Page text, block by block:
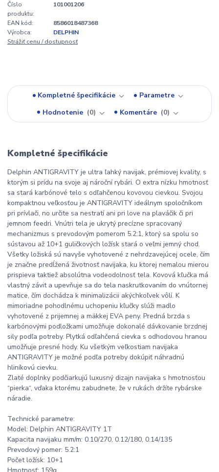
Číslo
produktu:
101001206
EAN kód:
8586018487368
Výrobca:
DELPHIN
Strážiť cenu / dostupnosť
Kompletné špecifikácie
Parametre
Hodnotenie
0 Komentáre 0
Kompletné špecifikácie
Delphin ANTIGRAVITY je ultra ľahký navijak, prémiovej kvality, s
ktorým si prídu na svoje aj nároční rybári. O extra nízku hmotnosť
sa stará karbónové telo s odľahčenou kovovou cievkou. Svojou
kompaktnou veľkosťou je ANTIGRAVITY ideálnym spoločníkom
pri prívlači, no určite sa nestratí ani pri love na plaváčik či pri
jemnom feedri. Vnútri tela je ukrytý precízne spracovaný
mechanizmus s prevodovým pomerom 5.2:1, ktorý sa spolu so
sústavou až 10+1 guličkových ložísk stará o veľmi jemný chod.
Všetky ložiská sú navyše vyhotovené z nehrdzavejúcej ocele, čím
je značne predĺžená životnosť navijaka, ku ktorej nemalou mierou
prispieva taktiež absolútna vodeodolnosť tela. Kovová kľučka má
vlastný závit a upevňuje sa do tela naskrutkovaním do vnútornej
matice, čím dochádza k minimalizácii akýchkoľvek vôlí. K
mimoriadne pohodlnému uchopeniu kľučky slúži madlo
vyhotovené z prijemnej a mäkkej EVA peny. Predná brzda s
karbónovými podložkami umožňuje dokonalé dávkovanie brzdnej
sily podľa potreby. Plytká odľahčená cievka s odhodovou hranou
umožňuje presné hody. Ku všetkým veľkostiam navijaka
ANTIGRAVITY je možné podľa potreby dokúpiť náhradnú
hliníkovú cievku.
Zlaté doplnky podčiarkujú luxusný dizajn navijaka s hmotnosťou
“pierka“, vďaka ktorému zabudnete, že v rukách držíte rybárske
náradie.
Technické parametre:
Model: Delphin ANTIGRAVITY 1T
Kapacita navijaku mm/m: 0.10/270, 0.12/180, 0.14/135
Prevodový pomer: 5.2:1
Počet ložísk: 10+1